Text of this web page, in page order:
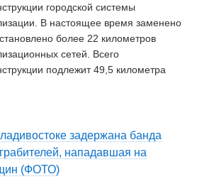
городской системы
В настоящее время заменено
более 22 километров
сетей. Всего
подлежит 49,5 километра
задержана банда
нападавшая на
(ФОТО)